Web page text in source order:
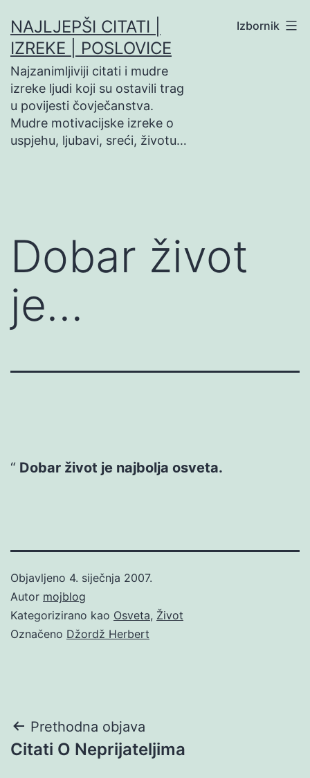
na
sadržaj
NAJLJEPŠI CITATI |
IZREKE | POSLOVICE
Najzanimljiviji citati i mudre
izreke ljudi koji su ostavili trag
u povijesti čovječanstva.
Mudre motivacijske izreke o
uspjehu, ljubavi, sreći, životu…
Izbornik
Dobar život
je…
Dobar život je najbolja osveta.
Objavljeno 4. siječnja 2007.
Autor mojblog
Kategorizirano kao Osveta, Život
Označeno Džordž Herbert
Navigacija
objava
Prethodna objava
Citati O Neprijateljima